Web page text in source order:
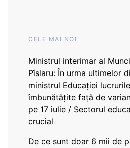
CELE MAI NOI
Ministrul interimar al
Pîslaru: În urma ultimelor
ministrul Educației
îmbunătățite față de
pe 17 iulie / Sectorul
crucial
De ce sunt doar 6 mii de